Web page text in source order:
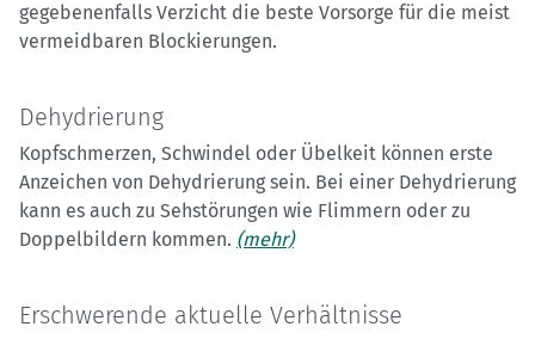
gegebenenfalls Verzicht die beste Vorsorge für die meist
vermeidbaren Blockierungen.
Dehydrierung
Kopfschmerzen, Schwindel oder Übelkeit können erste
Anzeichen von Dehydrierung sein. Bei einer Dehydrierung
kann es auch zu Sehstörungen wie Flimmern oder zu
Doppelbildern kommen. (mehr)
Erschwerende aktuelle Verhältnisse